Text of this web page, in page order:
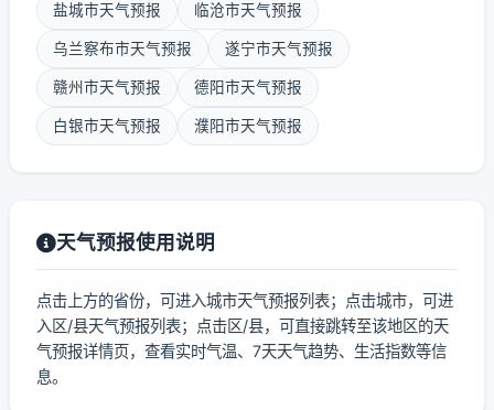
盐城市天气预报 临沧市天气预报
乌兰察布市天气预报 遂宁市天气预报
赣州市天气预报 德阳市天气预报
白银市天气预报 濮阳市天气预报
天气预报使用说明
点击上方的省份，可进入城市天气预报列表；点击城市，可进
入区/县天气预报列表；点击区/县，可直接跳转至该地区的天
气预报详情页，查看实时气温、7天天气趋势、生活指数等信
息。